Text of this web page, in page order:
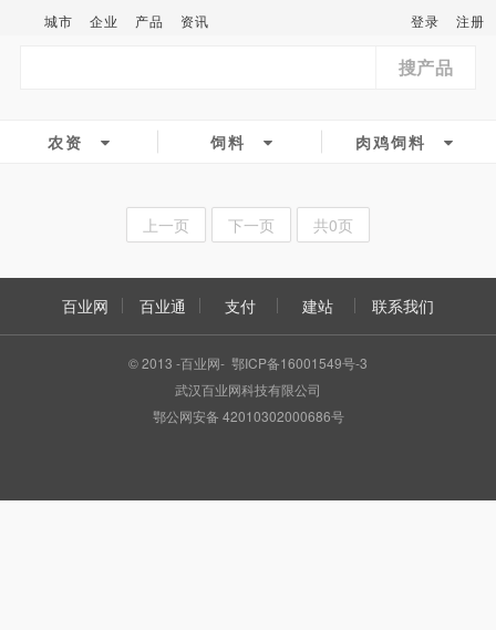
城市 企业 产品 资讯 登录 注册
搜产品
农资 饲料 肉鸡饲料
上一页 下一页 共0页
百业网 百业通 支付 建站 联系我们
© 2013 -百业网- 鄂ICP备16001549号-3
武汉百业网科技有限公司
鄂公网安备 42010302000686号